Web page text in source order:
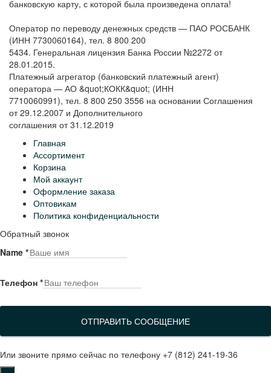
банковскую карту, с которой была произведена оплата!
Оператор по переводу денежных средств — ПАО РОСБАНК
(ИНН 7730060164), тел. 8 800 200
5434. Генеральная лицензия Банка России №2272 от
28.01.2015.
Платежный агрегатор (банковский платежный агент)
оператора — АО &quot;КОКК&quot; (ИНН
7710060991), тел. 8 800 250 3556 на основании Соглашения
от 29.12.2007 и Дополнительного
соглашения от 31.12.2019
Главная
Ассортимент
Корзина
Мой аккаунт
Оформление заказа
Оптовикам
Политика конфиденциальности
Обратный звонок
Name *
Телефон *
ОТПРАВИТЬ СООБЩЕНИЕ
Или звоните прямо сейчас по телефону +7 (812) 241-19-36